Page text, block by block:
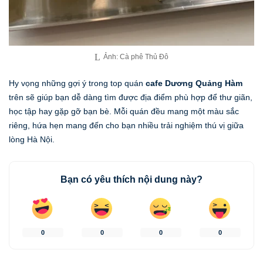
Ảnh: Cà phê Thủ Đô
Hy vọng những gợi ý trong top quán cafe Dương Quảng Hàm
trên sẽ giúp bạn dễ dàng tìm được địa điểm phù hợp để thư giãn,
học tập hay gặp gỡ bạn bè. Mỗi quán đều mang một màu sắc
riêng, hứa hẹn mang đến cho bạn nhiều trải nghiệm thú vị giữa
lòng Hà Nội.
Bạn có yêu thích nội dung này?
0 0 0 0